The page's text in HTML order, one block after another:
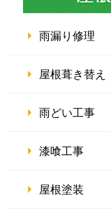
雨漏り修理
屋根葺き替え
雨どい工事
漆喰工事
屋根塗装